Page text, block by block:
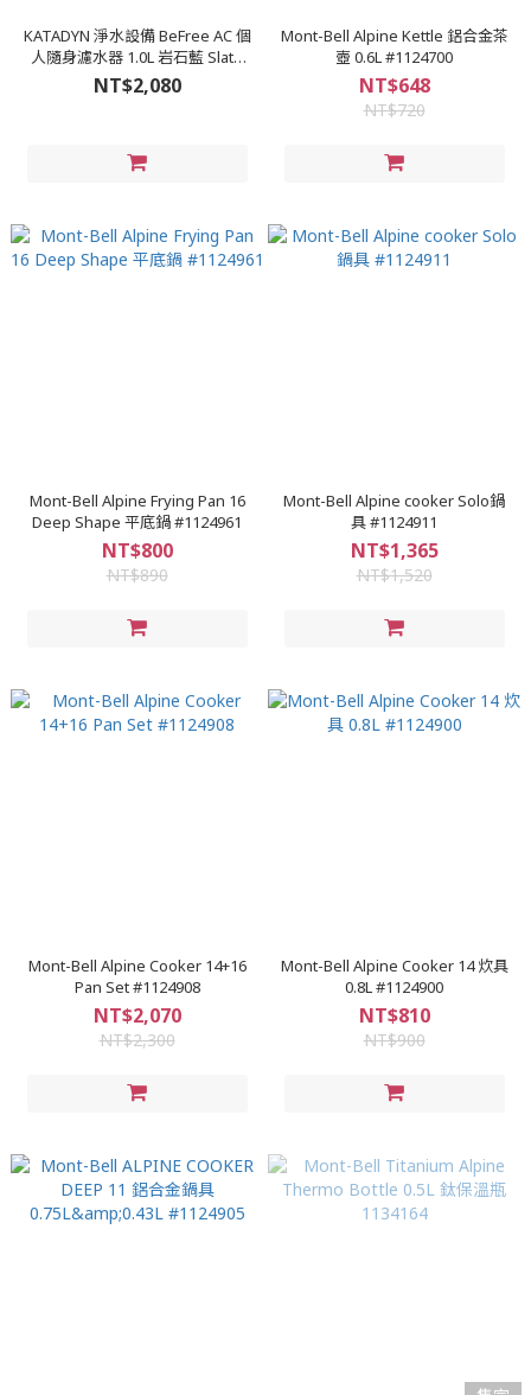
KATADYN 淨水設備 BeFree AC 個
人隨身濾水器 1.0L 岩石藍 Slate
Blue
NT$2,080
Mont-Bell Alpine Kettle 鋁合金茶
壺 0.6L #1124700
NT$648
NT$720
Mont-Bell Alpine Frying Pan 16
Deep Shape 平底鍋 #1124961
NT$800
NT$890
Mont-Bell Alpine cooker Solo鍋
具 #1124911
NT$1,365
NT$1,520
Mont-Bell Alpine Cooker 14+16
Pan Set #1124908
NT$2,070
NT$2,300
Mont-Bell Alpine Cooker 14 炊具
0.8L #1124900
NT$810
NT$900